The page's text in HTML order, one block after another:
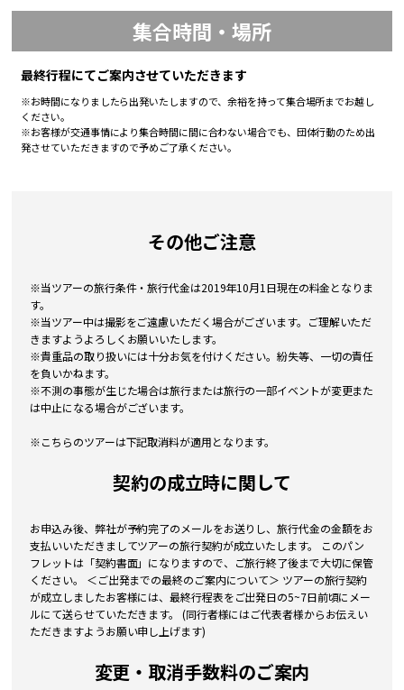
集合時間・場所
最終行程にてご案内させていただきます
※お時間になりましたら出発いたしますので、余裕を持って集合場所までお越し
ください。
※お客様が交通事情により集合時間に間に合わない場合でも、団体行動のため出
発させていただきますので予めご了承ください。
その他ご注意
※当ツアーの旅行条件・旅行代金は2019年10月1日現在の料金となりま
す。
※当ツアー中は撮影をご遠慮いただく場合がございます。ご理解いただ
きますようよろしくお願いいたします。
※貴重品の取り扱いには十分お気を付けください。紛失等、一切の責任
を負いかねます。
※不測の事態が生じた場合は旅行または旅行の一部イベントが変更また
は中止になる場合がございます。
※こちらのツアーは下記取消料が適用となります。
契約の成立時に関して
お申込み後、弊社が予約完了のメールをお送りし、旅行代金の金額をお
支払いいただきましてツアーの旅行契約が成立いたします。 このパン
フレットは「契約書面」になりますので、ご旅行終了後まで大切に保管
ください。 ＜ご出発までの最終のご案内について＞ ツアーの旅行契約
が成立しましたお客様には、最終行程表をご出発日の5~7日前頃にメー
ルにて送らせていただきます。 (同行者様にはご代表者様からお伝えい
ただきますようお願い申し上げます)
変更・取消手数料のご案内